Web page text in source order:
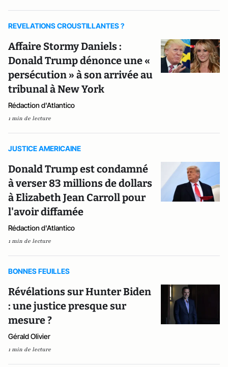
REVELATIONS CROUSTILLANTES ?
Affaire Stormy Daniels :
Donald Trump dénonce une «
persécution » à son arrivée au
tribunal à New York
Rédaction d'Atlantico
1 min de lecture
JUSTICE AMERICAINE
Donald Trump est condamné
à verser 83 millions de dollars
à Elizabeth Jean Carroll pour
l'avoir diffamée
Rédaction d'Atlantico
1 min de lecture
BONNES FEUILLES
Révélations sur Hunter Biden
: une justice presque sur
mesure ?
Gérald Olivier
1 min de lecture